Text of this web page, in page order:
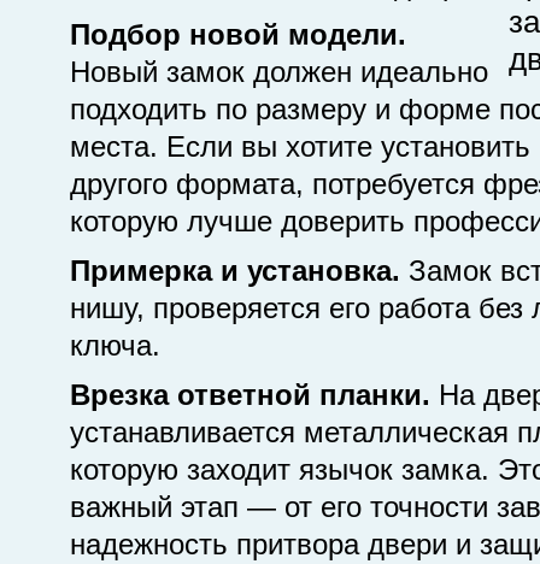
Подбор новой модели.
Новый замок должен идеально
подходить по размеру и форме
места. Если вы хотите
другого формата, потребуется
которую лучше доверить
Примерка и установка. Замок
нишу, проверяется его работа без
ключа.
Врезка ответной планки. На
устанавливается металлическая
которую заходит язычок замка.
важный этап — от его точности
надежность притвора двери и